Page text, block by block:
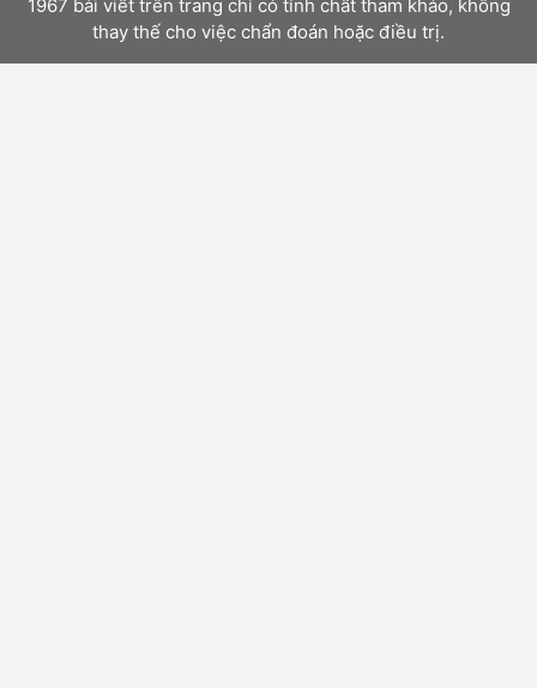
1967 bài viết trên trang chỉ có tính chất tham khảo, không
thay thế cho việc chẩn đoán hoặc điều trị.